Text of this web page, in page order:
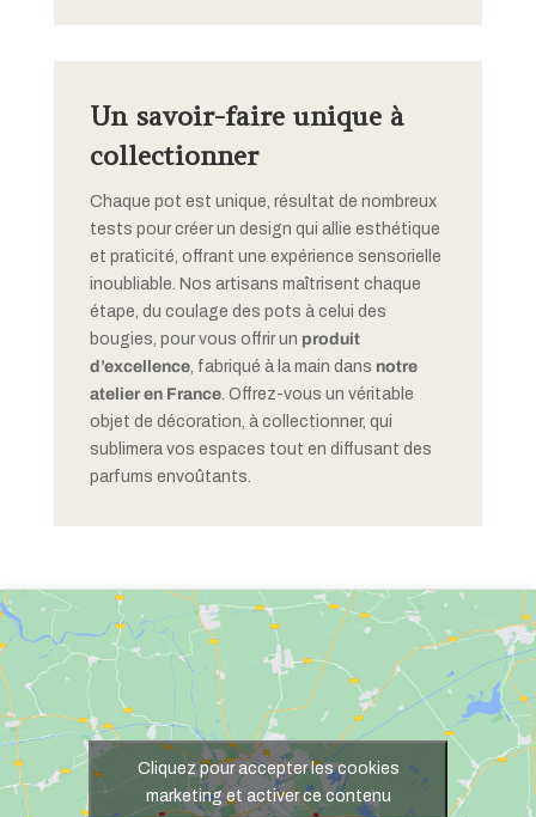
Un savoir-faire unique à
collectionner
Chaque pot est unique, résultat de nombreux
tests pour créer un design qui allie esthétique
et praticité, offrant une expérience sensorielle
inoubliable. Nos artisans maîtrisent chaque
étape, du coulage des pots à celui des
bougies, pour vous offrir un produit
d’excellence, fabriqué à la main dans notre
atelier en France. Offrez-vous un véritable
objet de décoration, à collectionner, qui
sublimera vos espaces tout en diffusant des
parfums envoûtants.
Cliquez pour accepter les cookies
marketing et activer ce contenu